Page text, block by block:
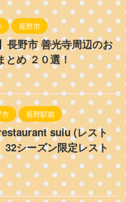
長野市
長野市 善光寺周辺のお
とめ ２０選！
市 長野駅前
suiu (レスト
32シーズン限定レスト